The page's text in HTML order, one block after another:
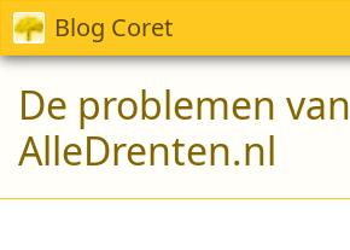
Blog Coret
De problemen van
AlleDrenten.nl